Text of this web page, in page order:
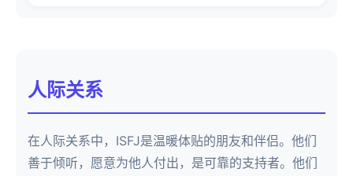
人际关系
在人际关系中，ISFJ是温暖体贴的朋友和伴侣。他们
善于倾听，愿意为他人付出，是可靠的支持者。他们